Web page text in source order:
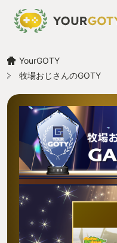
YourGOTY
牧場おじさんのGOTY